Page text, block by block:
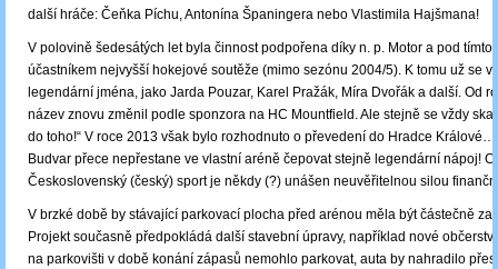
další hráče: Čeňka Píchu, Antonína Španingera nebo Vlastimila Hajšmana!
V polovině šedesátých let byla činnost podpořena díky n. p. Motor a pod tímto
účastníkem nejvyšší hokejové soutěže (mimo sezónu 2004/5). K tomu už se
legendární jména, jako Jarda Pouzar, Karel Pražák, Míra Dvořák a další. Od
název znovu změnil podle sponzora na HC Mountfield. Ale stejně se vždy
do toho!“ V roce 2013 však bylo rozhodnuto o převedení do Hradce
Budvar přece nepřestane ve vlastní aréně čepovat stejně legendární nápoj!
Československý (český) sport je někdy (?) unášen neuvěřitelnou silou
V brzké době by stávající parkovací plocha před arénou měla být částečně
Projekt současně předpokládá další stavební úpravy, například nové
na parkovišti v době konání zápasů nemohlo parkovat, auta by nahradilo